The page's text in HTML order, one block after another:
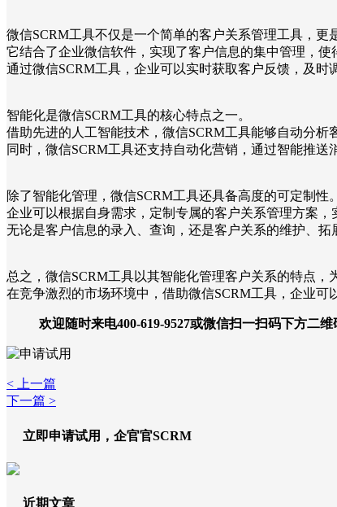
微信SCRM工具不仅是一个简单的客户关系管理工具，更
它结合了企业微信软件，实现了客户信息的集中管理，
通过微信SCRM工具，企业可以实时获取客户反馈，及时
智能化是微信SCRM工具的核心特点之一。
借助先进的人工智能技术，微信SCRM工具能够自动分析
同时，微信SCRM工具还支持自动化营销，通过智能推
除了智能化管理，微信SCRM工具还具备高度的可定制性。
企业可以根据自身需求，定制专属的客户关系管理方案，
无论是客户信息的录入、查询，还是客户关系的维护、拓
总之，微信SCRM工具以其智能化管理客户关系的特点，
在竞争激烈的市场环境中，借助微信SCRM工具，企业可
欢迎随时来电400-619-9527或微信扫一扫码下方二维
< 上一篇
下一篇 >
立即申请试用，企官官SCRM
近期文章